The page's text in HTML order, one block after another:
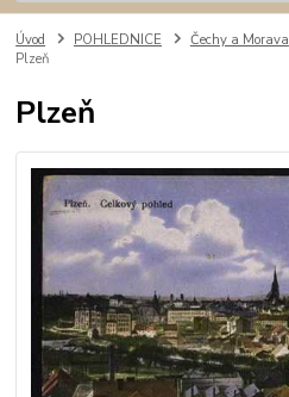
Úvod POHLEDNICE Čechy a Morava
Plzeň
Plzeň